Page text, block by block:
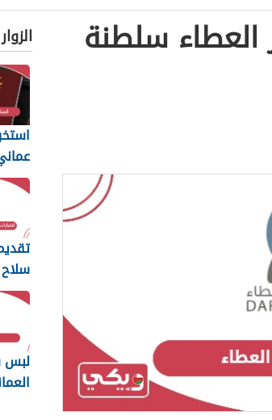
سلطنة
يجب
2026
لبس